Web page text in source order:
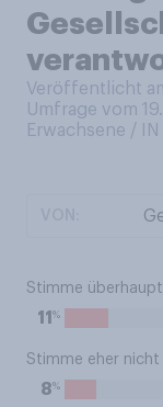
Veröffentlicht
Umfrage vom
Erwachsene / IN
Stimme
11 %
Stimme eher nicht
8%